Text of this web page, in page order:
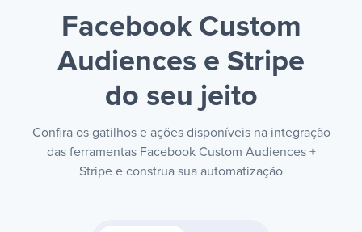
Facebook Custom
Audiences e Stripe
do seu jeito
Confira os gatilhos e ações disponíveis na integração
das ferramentas Facebook Custom Audiences +
Stripe e construa sua automatização